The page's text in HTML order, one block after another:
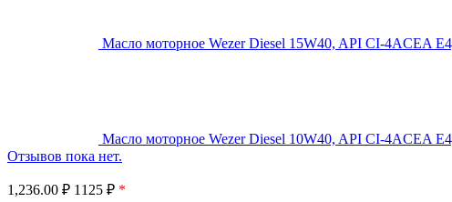
Масло моторное Wezer Diesel 15W40, API CI-4ACEA
Масло моторное Wezer Diesel 10W40, API CI-4ACEA
Отзывов пока нет.
1,236.00 ₽ 1125 ₽ *